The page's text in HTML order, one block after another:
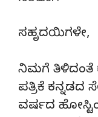
ಸಹೃದಯಿಗಳೇ,
ನಿಮಗೆ ತಿಳಿದಂತೆ
ಪತ್ರಿಕೆ ಕನ್ನಡದ
ವರ್ಷದ